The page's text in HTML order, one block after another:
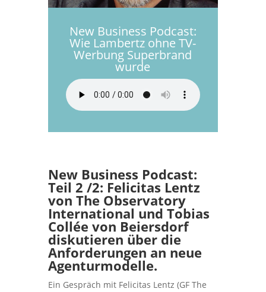
New Business Podcast:
Wie Lambertz ohne TV-
Werbung Superbrand
wurde
New Business Podcast:
Teil 2 /2: Felicitas Lentz
von The Observatory
International und Tobias
Collée von Beiersdorf
diskutieren über die
Anforderungen an neue
Agenturmodelle.
Ein Gespräch mit Felicitas Lentz (GF The